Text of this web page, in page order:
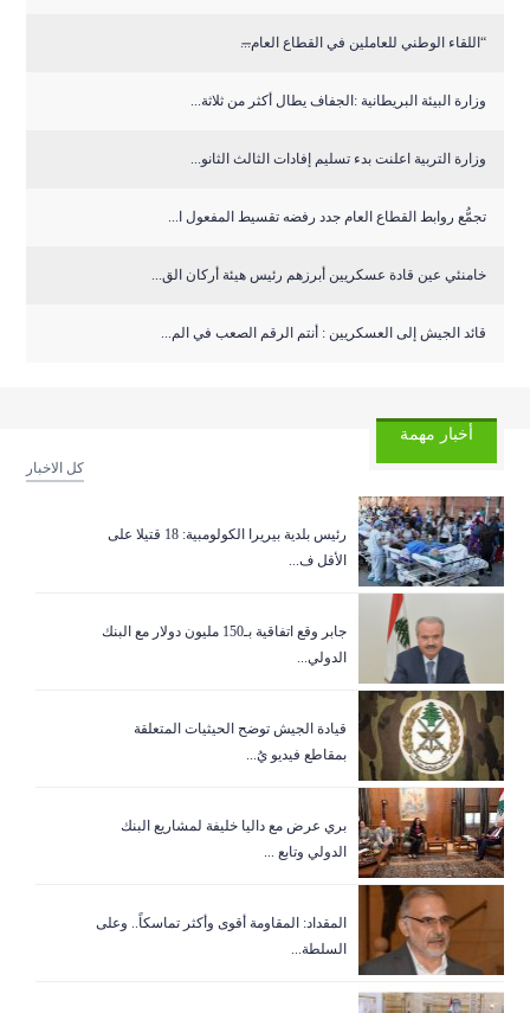
“اللقاء الوطني للعاملين في القطاع العام̶...
وزارة البيئة البريطانية :الجفاف يطال أكثر من ثلاثة...
وزارة التربية اعلنت بدء تسليم إفادات الثالث الثانو...
تجمُّع روابط القطاع العام جدد رفضه تقسيط المفعول ا...
خامنئي عين قادة عسكريين أبرزهم رئيس هيئة أركان الق...
قائد الجيش إلى العسكريين : أنتم الرقم الصعب في الم...
أخبار مهمة
كل الاخبار
رئيس بلدية بيريرا الكولومبية: 18 قتيلا على
الأقل ف...
جابر وقع اتفاقية بـ150 مليون دولار مع البنك
الدولي...
قيادة الجيش توضح الحيثيات المتعلقة
بمقاطع فيديو يُ...
بري عرض مع داليا خليفة لمشاريع البنك
الدولي وتابع ...
المقداد: المقاومة أقوى وأكثر تماسكاً.. وعلى
السلطة...